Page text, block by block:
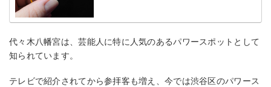
代々木八幡宮は、芸能人に特に人気のあるパワースポットとして
知られています。
テレビで紹介されてから参拝客も増え、今では渋谷区のパワース